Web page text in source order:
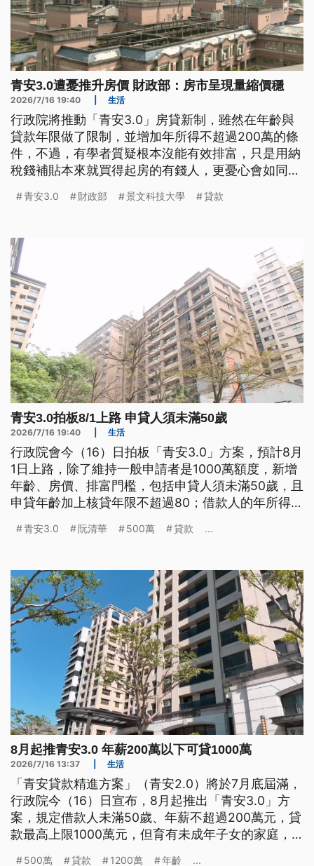
青安3.0遭憂推升房價 財政部：房市呈現量縮價穩
2026/7/16 19:40 生活
行政院將推動「青安3.0」房貸新制，雖然在年齡與
貸款年限做了限制，並增加年所得不超過200萬的條
件，不過，有學者質疑根本沒能有效排富，只是用納
稅錢補貼本來就買得起房的有錢人，更憂心會如同當
應，青安3.0有設限制，加上目前房市趨於量縮、價
青安3.0 財政部 景文科技大學 貸款
青安3.0拍板8/1上路 申貸人須未滿50歲
2026/7/16 19:40 生活
行政院會今（16）日拍板「青安3.0」方案，預計8月
1日上路，除了維持一般申請者是1000萬額度，新增
年齡、房價、排富門檻，包括申貸人須未滿50歲，且
申貸年齡加上核貸年限不超過80；借款人的年所得不
願的話，初估約有16萬人受惠。
青安3.0 阮清華 500萬 貸款 ...
8月起推青安3.0 年薪200萬以下可貸1000萬
2026/7/16 13:37 生活
「青安貸款精進方案」（青安2.0）將於7月底屆滿，
行政院今（16）日宣布，8月起推出「青安3.0」方
案，規定借款人未滿50歲、年薪不超過200萬元，貸
款最高上限1000萬元，但育有未成年子女的家庭，
500萬 貸款 1200萬 年齡 ...